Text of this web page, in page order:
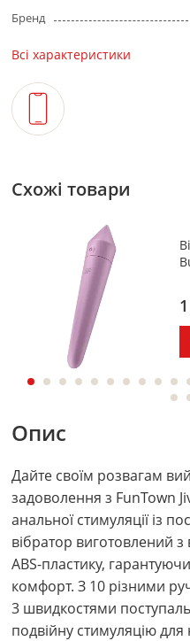
Бренд
Всі характеристики
Схожі товари
Опис
Дайте своїм розвагам
задоволення з FunTown
анальної стимуляції із
вібратор виготовлений з
ABS-пластику,
комфорт. З 10 різними
3 швидкостями
подвійну стимуляцію